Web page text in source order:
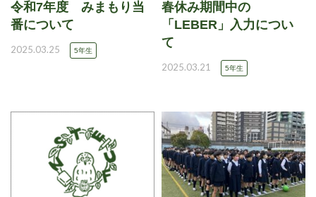
令和7年度 みまもり当
番について
2025.03.25 5年生
春休み期間中の
「LEBER」入力につい
て
2025.03.21 5年生